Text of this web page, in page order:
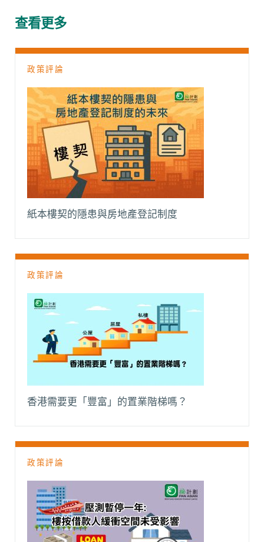
o
o
k
A
p
p
k
m
查看更多
政策評論
紙本樓契的隱患與房地產登記制度
政策評論
香港需要更「豐富」的置業階梯嗎？
政策評論